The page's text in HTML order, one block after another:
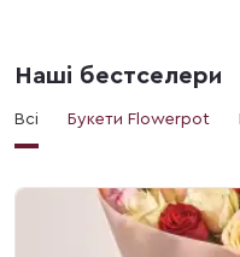
Наші бестселери
Всі Букети Flowerpot